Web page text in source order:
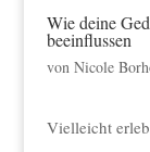
Wie deine
beeinflussen
von Nicole
Vielleicht